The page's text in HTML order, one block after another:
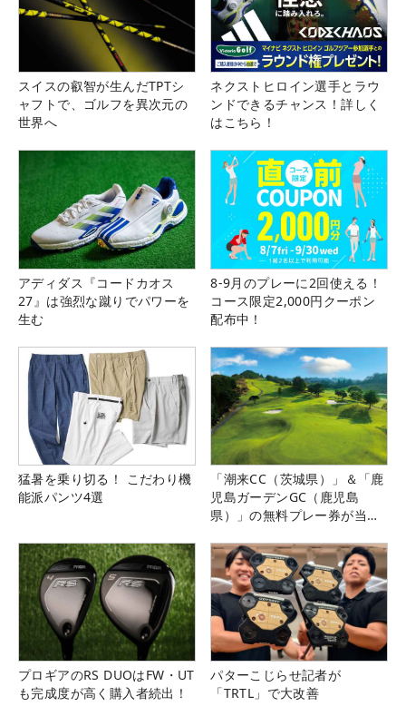
スイスの叡智が生んだTPTシ
ャフトで、ゴルフを異次元の
世界へ
ネクストヒロイン選手とラウ
ンドできるチャンス！詳しく
はこちら！
アディダス『コードカオス
27』は強烈な蹴りでパワーを
生む
8-9月のプレーに2回使える！
コース限定2,000円クーポン
配布中！
猛暑を乗り切る！ こだわり機
能派パンツ4選
「潮来CC（茨城県）」＆「鹿
児島ガーデンGC（鹿児島
県）」の無料プレー券が当た
プロギアのRS DUOはFW・UT
も完成度が高く購入者続出！
パターこじらせ記者が
「TRTL」で大改善